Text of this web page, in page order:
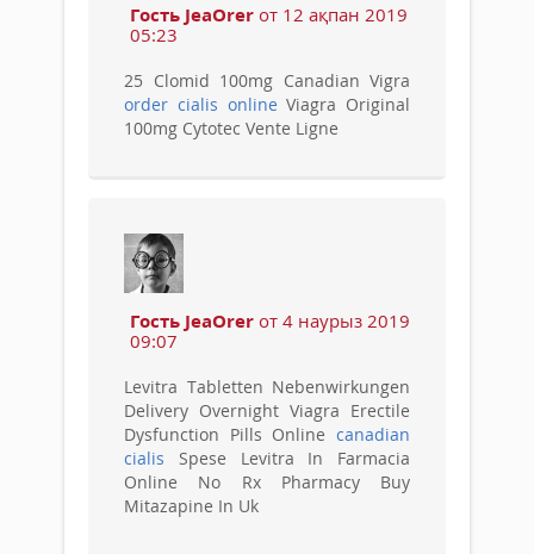
Гость JeaOrer от 12 ақпан 2019
05:23
25 Clomid 100mg Canadian Vigra
order cialis online Viagra Original
100mg Cytotec Vente Ligne
Гость JeaOrer от 4 наурыз 2019
09:07
Levitra Tabletten Nebenwirkungen
Delivery Overnight Viagra Erectile
Dysfunction Pills Online canadian
cialis Spese Levitra In Farmacia
Online No Rx Pharmacy Buy
Mitazapine In Uk